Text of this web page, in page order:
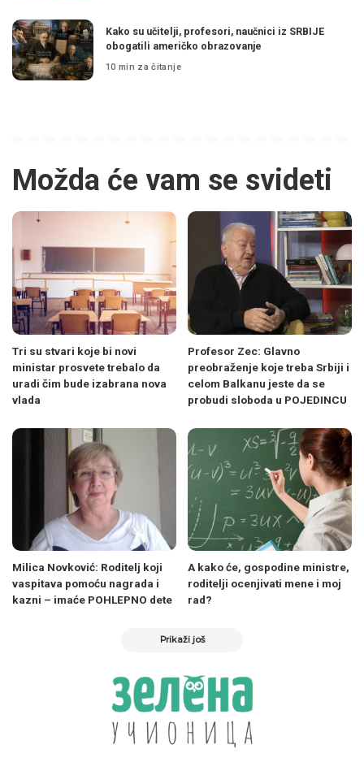
Kako su učitelji, profesori, naučnici iz SRBIJE
obogatili američko obrazovanje
10 min za čitanje
Možda će vam se svideti
Tri su stvari koje bi novi
ministar prosvete trebalo da
uradi čim bude izabrana nova
vlada
Profesor Zec: Glavno
preobraženje koje treba Srbiji i
celom Balkanu jeste da se
probudi sloboda u POJEDINCU
Milica Novković: Roditelj koji
vaspitava pomoću nagrada i
kazni – imaće POHLEPNO dete
A kako će, gospodine ministre,
roditelji ocenjivati mene i moj
rad?
Prikaži još